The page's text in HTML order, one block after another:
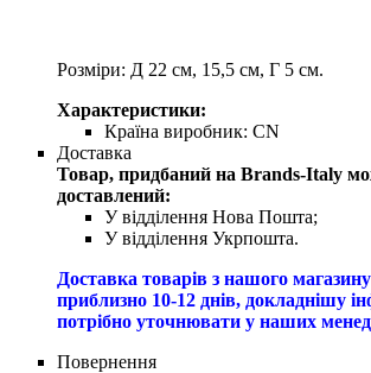
Розміри: Д 22 см, 15,5 см, Г 5 см.
Характеристики:
Країна виробник: CN
Доставка
Товар, придбаний на Brands-Italy
доставлений:
У відділення Нова Пошта;
У відділення Укрпошта.
Доставка товарів з нашого
приблизно 10-12 днів, докладнішу
потрібно уточнювати у наших
Повернення